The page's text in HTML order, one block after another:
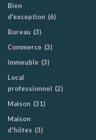
Bien
d'exception (6)
Bureau (3)
Commerce (3)
Immeuble (3)
Local
professionnel (2)
Maison (31)
Maison
d'hôtes (3)